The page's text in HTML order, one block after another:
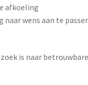
afkoeling
naar wens aan te
is naar